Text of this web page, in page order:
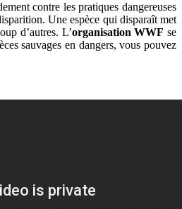
contre les pratiques dangereuses
Une espèce qui disparaît met
d’autres. L’organisation WWF se
sauvages en dangers, vous pouvez